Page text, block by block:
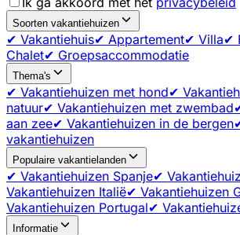
Soorten vakantiehuizen
✔ Vakantiehuis✔ Appartement✔ Villa✔
Chalet✔ Groepsaccommodatie
Thema's
✔ Vakantiehuizen met hond✔
natuur✔ Vakantiehuizen met zwembad
aan zee✔ Vakantiehuizen in de bergen
vakantiehuizen
Populaire vakantielanden
✔ Vakantiehuizen Spanje✔
Vakantiehuizen Italië✔ Vakantiehuizen
Vakantiehuizen Portugal✔
Informatie